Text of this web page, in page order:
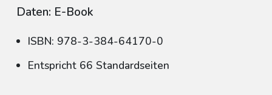
Daten: E-Book
ISBN: 978-3-384-64170-0
Entspricht 66 Standardseiten